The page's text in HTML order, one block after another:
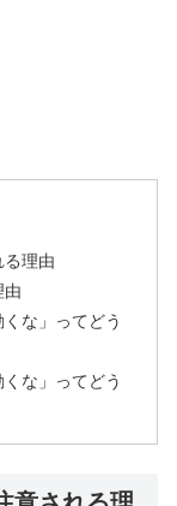
る理由
由
な」ってどう
な」ってどう